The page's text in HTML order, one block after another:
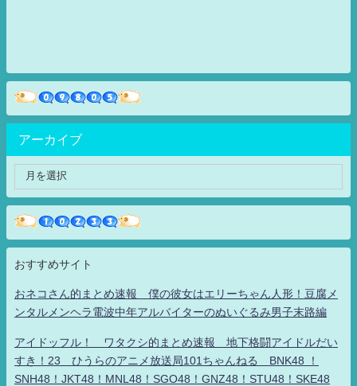
アーカイブ
おすすめサイト
おネコさん的まとめ速報 僕の彼女はエリーちゃん人形！豆腐メ
ンタルメンヘラ電波中年アルバイターのぬいぐるみ男子末路編
アイドッフル！ ワタクシ的まとめ速報 地下格闘アイドルだい
すき！23 ひうらのアニメ放送局101ちゃんねる BNK48 ！
SNH48！JKT48！MNL48！SGO48！GNZ48！STU48！SKE48